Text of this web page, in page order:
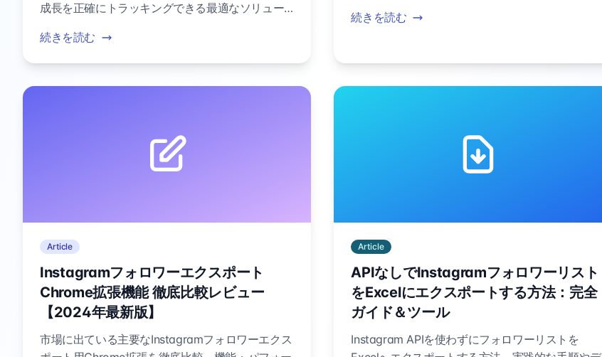
成長を正確にトラッキングできる最適なソリュー
続きを読む
続きを読む
Article
Instagramフォロワーエクスポート
Chrome拡張機能 徹底比較レビュー
【2024年最新版】
市場に出ている主要なInstagramフォロワーエクス
Article
APIなしでInstagramフォロワーリスト
をExcelにエクスポートする方法：完全
ガイド＆ツール
Instagram APIを使わずにフォロワーリストを